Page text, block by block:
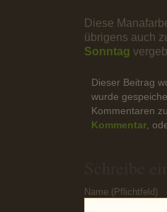
Diese
übrigens auch
Sonntag
Dieser Beitrag
wurde
Kommentaren
Kommentar,
Name (Pflichtfeld)